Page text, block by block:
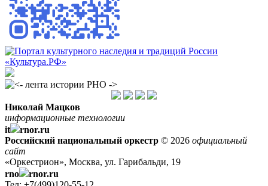
Николай Мацков
информационные технологии
it
rnor.ru
Российский национальный оркестр © 2026 официальный
сайт
«Оркестрион», Москва, ул. Гарибальди, 19
rno
rnor.ru